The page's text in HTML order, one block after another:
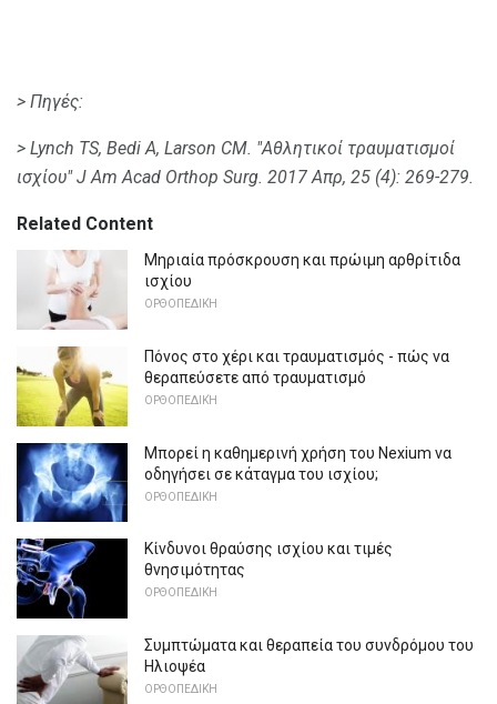
> Πηγές:
> Lynch TS, Bedi Α, Larson CM. "Αθλητικοί τραυματισμοί
ισχίου" J Am Acad Orthop Surg. 2017 Απρ, 25 (4): 269-279.
Related Content
Μηριαία πρόσκρουση και πρώιμη αρθρίτιδα
ισχίου
ΟΡΘΟΠΕΔΙΚΉ
Πόνος στο χέρι και τραυματισμός - πώς να
θεραπεύσετε από τραυματισμό
ΟΡΘΟΠΕΔΙΚΉ
Μπορεί η καθημερινή χρήση του Nexium να
οδηγήσει σε κάταγμα του ισχίου;
ΟΡΘΟΠΕΔΙΚΉ
Κίνδυνοι θραύσης ισχίου και τιμές
θνησιμότητας
ΟΡΘΟΠΕΔΙΚΉ
Συμπτώματα και θεραπεία του συνδρόμου του
Ηλιοψέα
ΟΡΘΟΠΕΔΙΚΉ